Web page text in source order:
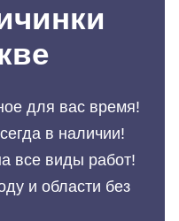
для вас время!
в наличии!
все виды работ!
и области без